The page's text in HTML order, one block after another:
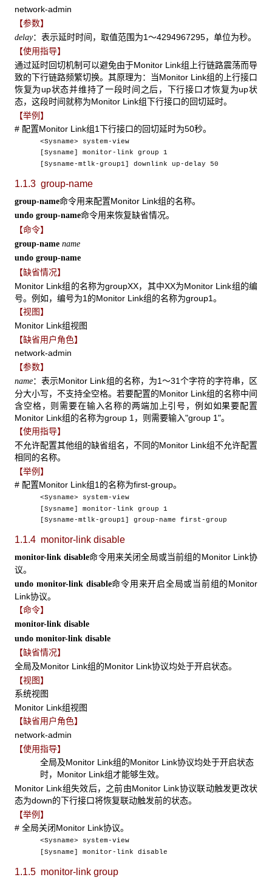
network-admin
【参数】
delay：表示延时时间，取值范围为1～4294967295，单位为秒。
【使用指导】
通过延时回切机制可以避免由于Monitor Link组上行链路震荡而导
致的下行链路频繁切换。其原理为：当Monitor Link组的上行接口
恢复为up状态并维持了一段时间之后，下行接口才恢复为up状
态，这段时间就称为Monitor Link组下行接口的回切延时。
【举例】
# 配置Monitor Link组1下行接口的回切延时为50秒。
<Sysname> system-view
[Sysname] monitor-link group 1
[Sysname-mtlk-group1] downlink up-delay 50
1.1.3 group-name
group-name命令用来配置Monitor Link组的名称。
undo group-name命令用来恢复缺省情况。
【命令】
group-name name
undo group-name
【缺省情况】
Monitor Link组的名称为groupXX，其中XX为Monitor Link组的编
号。例如，编号为1的Monitor Link组的名称为group1。
【视图】
Monitor Link组视图
【缺省用户角色】
network-admin
【参数】
name：表示Monitor Link组的名称，为1～31个字符的字符串，区
分大小写，不支持全空格。若要配置的Monitor Link组的名称中间
含空格，则需要在输入名称的两端加上引号，例如如果要配置
Monitor Link组的名称为group 1，则需要输入"group 1"。
【使用指导】
不允许配置其他组的缺省组名，不同的Monitor Link组不允许配置
相同的名称。
【举例】
# 配置Monitor Link组1的名称为first-group。
<Sysname> system-view
[Sysname] monitor-link group 1
[Sysname-mtlk-group1] group-name first-group
1.1.4 monitor-link disable
monitor-link disable命令用来关闭全局或当前组的Monitor Link协
议。
undo monitor-link disable命令用来开启全局或当前组的Monitor
Link协议。
【命令】
monitor-link disable
undo monitor-link disable
【缺省情况】
全局及Monitor Link组的Monitor Link协议均处于开启状态。
【视图】
系统视图
Monitor Link组视图
【缺省用户角色】
network-admin
【使用指导】
全局及Monitor Link组的Monitor Link协议均处于开启状态
时，Monitor Link组才能够生效。
Monitor Link组失效后，之前由Monitor Link协议联动触发更改状
态为down的下行接口将恢复联动触发前的状态。
【举例】
# 全局关闭Monitor Link协议。
<Sysname> system-view
[Sysname] monitor-link disable
1.1.5 monitor-link group